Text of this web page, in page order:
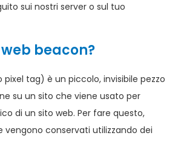
sui nostri server o sul tuo
beacon?
pixel tag) è un piccolo, invisibile pezzo
su un sito che viene usato per
di un sito web. Per fare questo,
vengono conservati utilizzando dei